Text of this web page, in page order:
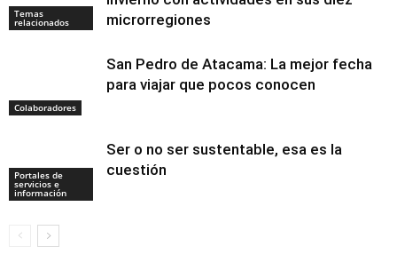
Temas
relacionados
microrregiones
Colaboradores
San Pedro de Atacama: La mejor fecha
para viajar que pocos conocen
Portales de
servicios e
información
Ser o no ser sustentable, esa es la
cuestión